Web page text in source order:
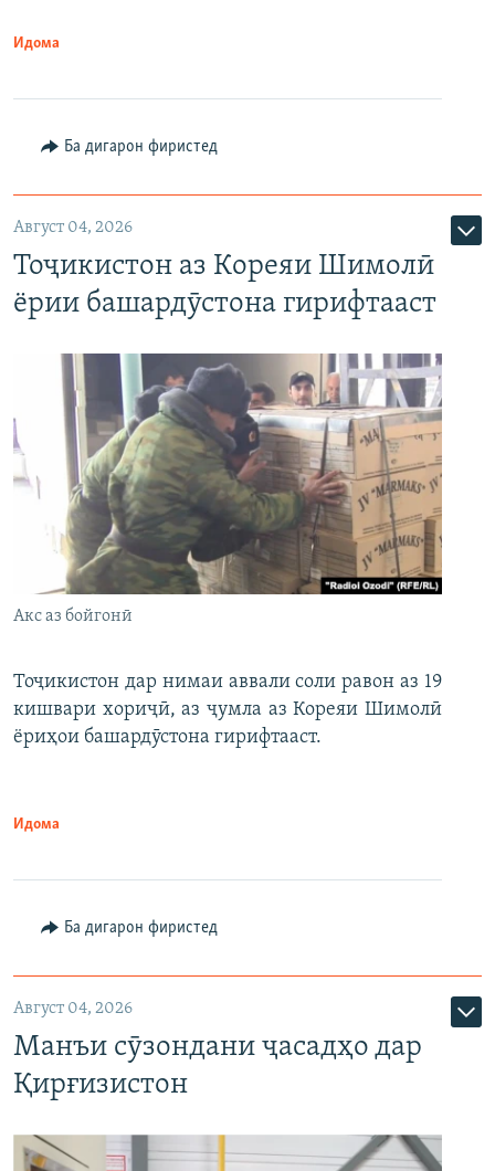
Идома
Ба дигарон фиристед
Август 04, 2026
Тоҷикистон аз Кореяи Шимолӣ
ёрии башардӯстона гирифтааст
Акс аз бойгонӣ
Тоҷикистон дар нимаи аввали соли равон аз 19
кишвари хориҷӣ, аз ҷумла аз Кореяи Шимолӣ
ёриҳои башардӯстона гирифтааст.
Идома
Ба дигарон фиристед
Август 04, 2026
Манъи сӯзондани ҷасадҳо дар
Қирғизистон